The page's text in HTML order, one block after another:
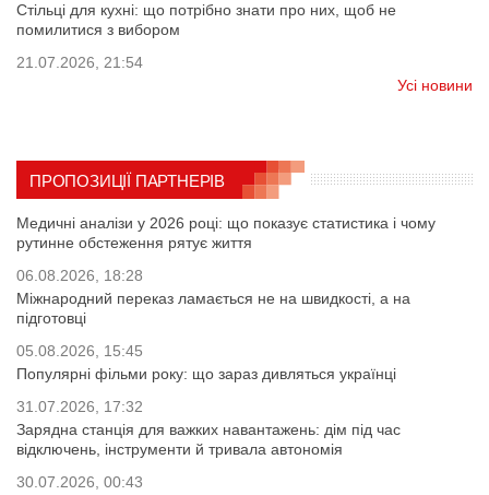
Стільці для кухні: що потрібно знати про них, щоб не
помилитися з вибором
21.07.2026, 21:54
Усі новини
ПРОПОЗИЦІЇ ПАРТНЕРІВ
Медичні аналізи у 2026 році: що показує статистика і чому
рутинне обстеження рятує життя
06.08.2026, 18:28
Міжнародний переказ ламається не на швидкості, а на
підготовці
05.08.2026, 15:45
Популярні фільми року: що зараз дивляться українці
31.07.2026, 17:32
Зарядна станція для важких навантажень: дім під час
відключень, інструменти й тривала автономія
30.07.2026, 00:43